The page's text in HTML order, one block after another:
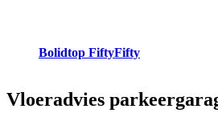
Bolidtop FiftyFifty
Vloeradvies